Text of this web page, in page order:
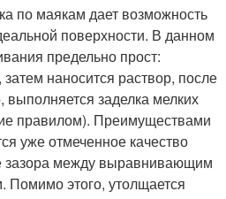
по маякам дает возможность
поверхности. В данном
предельно прост:
наносится раствор, после
выполняется заделка мелких
правилом). Преимуществами
уже отмеченное качество
зазора между выравнивающим
Помимо этого, утолщается